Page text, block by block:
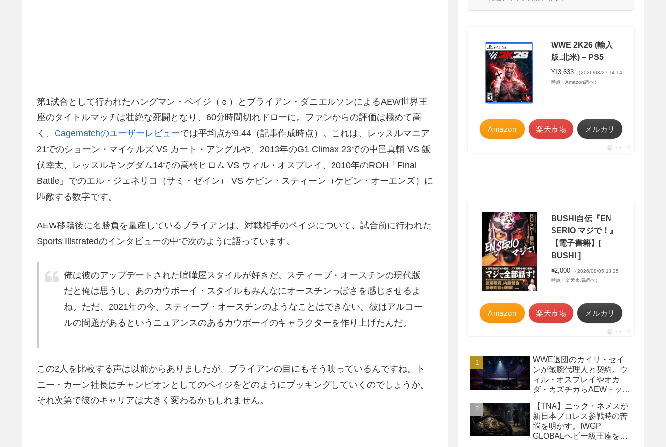
第1試合として行われたハングマン・ペイジ（ｃ）とブライアン・ダニエルソンによるAEW世界王
座のタイトルマッチは壮絶な死闘となり、60分時間切れドローに。ファンからの評価は極めて高
く、 Cagematchのユーザーレビューでは平均点が9.44（記事作成時点）。これは、レッスルマニア
21でのショーン・マイケルズ VS カート・アングルや、2013年のG1 Climax 23での中邑真輔 VS 飯
伏幸太、レッスルキングダム14での高橋ヒロム VS ウィル・オスプレイ、2010年のROH「Final
Battle」でのエル・ジェネリコ（サミ・ゼイン） VS ケビン・スティーン（ケビン・オーエンズ）に
匹敵する数字です。
AEW移籍後に名勝負を量産しているブライアンは、対戦相手のペイジについて、試合前に行われた
Sports Illstratedのインタビューの中で次のように語っています。
俺は彼のアップデートされた喧嘩屋スタイルが好きだ。スティーブ・オースチンの現代版
だと俺は思うし、あのカウボーイ・スタイルもみんなにオースチンっぽさを感じさせるよ
ね。ただ、2021年の今、スティーブ・オースチンのようなことはできない。彼はアルコー
ルの問題があるというニュアンスのあるカウボーイのキャラクターを作り上げたんだ。
この2人を比較する声は以前からありましたが、ブライアンの目にもそう映っているんですね。ト
ニー・カーン社長はチャンピオンとしてのペイジをどのようにブッキングしていくのでしょうか。
それ次第で彼のキャリアは大きく変わるかもしれません。
WWE 2K26 (輸入
版:北米) – PS5
¥13,633
（2026/03/27 14:14
時点 | Amazon調べ）
Amazon 楽天市場 メルカリ
ポチップ
BUSHI自伝『EN
SERIO マジで！』
【電子書籍】[
BUSHI ]
¥2,000
（2026/08/05 13:25
時点 | 楽天市場調べ）
Amazon 楽天市場 メルカリ
ポチップ
WWE退団のカイリ・セイ
ンが敏腕代理人と契約。ウ
ィル・オスプレイやオカ
ダ・カズチカらAEWトップ
【TNA】ニック・ネメスが
新日本プロレス参戦時の苦
悩を明かす。IWGP
GLOBALヘビー級王座を